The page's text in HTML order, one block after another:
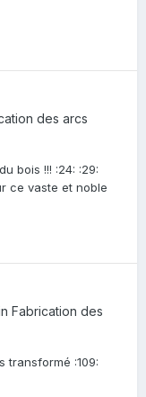
des arcs
bois !!! :24: :29:
ce vaste et noble
Fabrication des
transformé :109: